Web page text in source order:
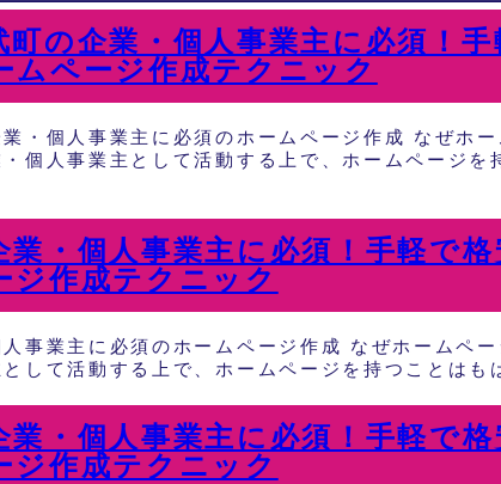
町の企業・個人事業主に必須！
ムページ作成テクニック
・個人事業主に必須のホームページ作成 なぜホ
個人事業主として活動する上で、ホームページを
業・個人事業主に必須！手軽で
ジ作成テクニック
事業主に必須のホームページ作成 なぜホームペ
して活動する上で、ホームページを持つことは
業・個人事業主に必須！手軽で
ジ作成テクニック